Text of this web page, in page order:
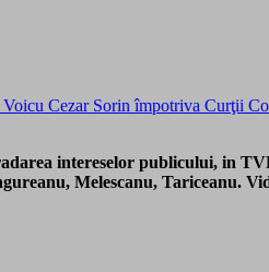
Cezar Sorin împotriva Curţii
intereselor publicului, in
Melescanu, Tariceanu.